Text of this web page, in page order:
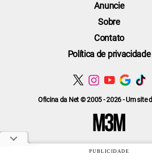
Oficina da Net © 2005 - 2026 - Um site
Anuncie
Sobre
Contato
Política de privacidade
PUBLICIDADE